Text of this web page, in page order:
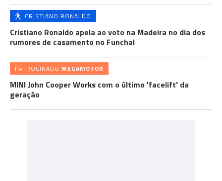
CRISTIANO RONALDO
Cristiano Ronaldo apela ao voto na Madeira no dia dos
rumores de casamento no Funchal
PATROCINADO MEGAMOTOR
MINI John Cooper Works com o último 'facelift' da
geração